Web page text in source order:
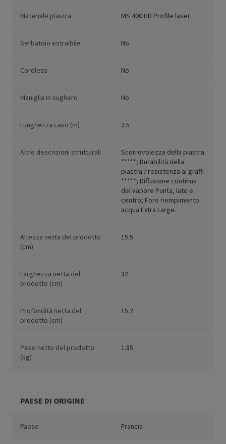
Materiale piastra MS 400 HD Profile laser
Serbatoio estraibile No
Cordless No
Maniglia in sughero No
Lunghezza cavo (m) 2.5
Altre descrizioni strutturali
Scorrevolezza della piastra
*****; Durabilità della
piastra / resistenza ai graffi
*****; Diffusione continua
del vapore Punta, lato e
centro; Foro riempimento
acqua Extra Large.
Altezza netta del prodotto
(cm)
15.5
Larghezza netta del
prodotto (cm)
32
Profondità netta del
prodotto (cm)
15.2
Peso netto del prodotto
(kg)
1.85
PAESE DI ORIGINE
Paese Francia